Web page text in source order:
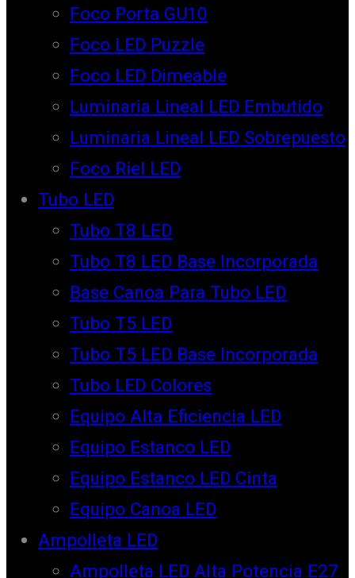
Foco Porta GU10
Foco LED Puzzle
Foco LED Dimeable
Luminaria Lineal LED Embutido
Luminaria Lineal LED Sobrepuesto
Foco Riel LED
Tubo LED
Tubo T8 LED
Tubo T8 LED Base Incorporada
Base Canoa Para Tubo LED
Tubo T5 LED
Tubo T5 LED Base Incorporada
Tubo LED Colores
Equipo Alta Eficiencia LED
Equipo Estanco LED
Equipo Estanco LED Cinta
Equipo Canoa LED
Ampolleta LED
Ampolleta LED Alta Potencia E27